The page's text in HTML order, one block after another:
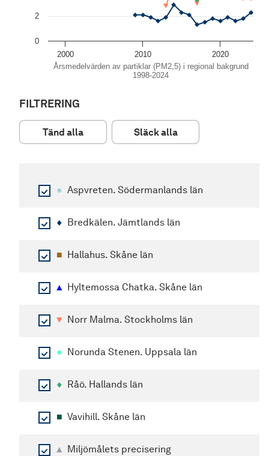
Årsmedelvärden av partiklar (PM2,5) i regional bakgrund
1998-2024
2000 2010 2020
0
2
FILTRERING
Tänd alla Släck alla
● Aspvreten. Södermanlands län
♦ Bredkälen. Jämtlands län
■ Hallahus. Skåne län
▲ Hyltemossa Chatka. Skåne län
▼ Norr Malma. Stockholms län
● Norunda Stenen. Uppsala län
♦ Råö. Hallands län
■ Vavihill. Skåne län
▲ Miljömålets precisering